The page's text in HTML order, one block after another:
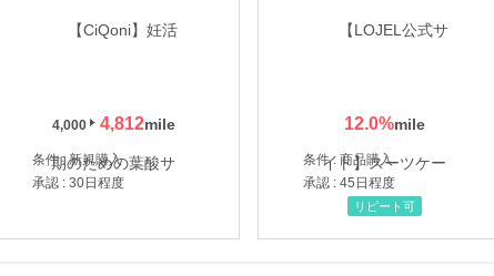
4,000 4,812
条件 : 新規購入
承認 : 30日程度
12.0%
条件 : 商品購入
承認 : 45日程度
リピート可